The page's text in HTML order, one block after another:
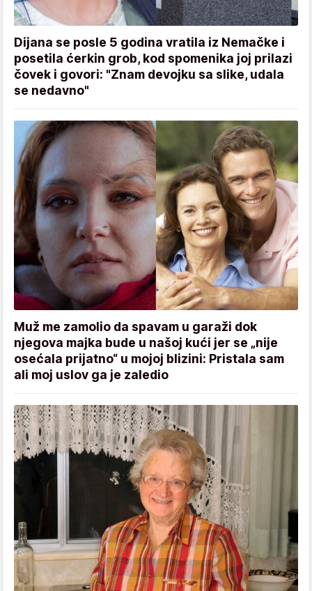
Dijana se posle 5 godina vratila iz Nemačke i
posetila ćerkin grob, kod spomenika joj prilazi
čovek i govori: "Znam devojku sa slike, udala
se nedavno"
Muž me zamolio da spavam u garaži dok
njegova majka bude u našoj kući jer se „nije
osećala prijatno“ u mojoj blizini: Pristala sam
ali moj uslov ga je zaledio